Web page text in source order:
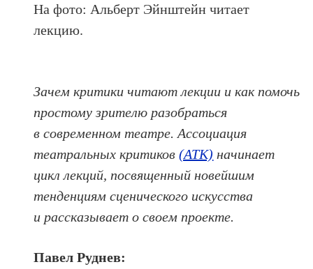
На фото: Альберт Эйнштейн читает
лекцию.
Зачем критики читают лекции и как помочь
простому зрителю разобраться
в современном театре. Ассоциация
театральных критиков(АТК) начинает
цикл лекций, посвященный новейшим
тенденциям сценического искусства
и рассказывает о своем проекте.
Павел Руднев: